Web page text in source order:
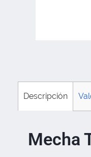
Descripción
Mecha